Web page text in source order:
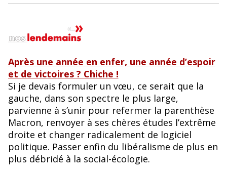
Après une année en enfer, une année d’espoir
et de victoires ? Chiche !
Si je devais formuler un vœu, ce serait que la
gauche, dans son spectre le plus large,
parvienne à s’unir pour refermer la parenthèse
Macron, renvoyer à ses chères études l’extrême
droite et changer radicalement de logiciel
politique. Passer enfin du libéralisme de plus en
plus débridé à la social-écologie.